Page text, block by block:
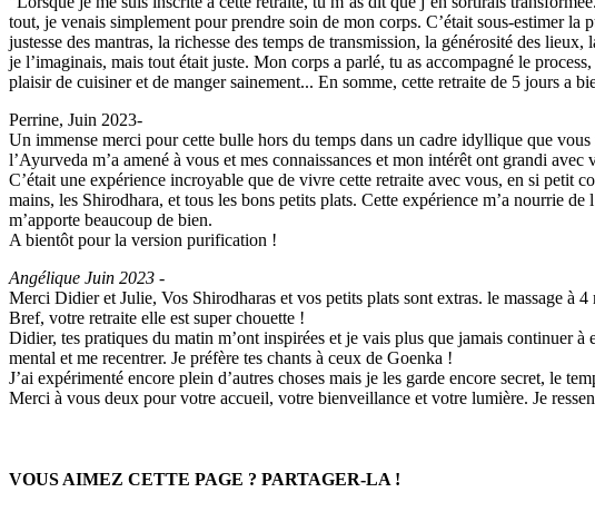
tout, je venais simplement pour prendre soin de mon corps. C’était sous-estimer la
justesse des mantras, la richesse des temps de transmission, la générosité des
je l’imaginais, mais tout était juste. Mon corps a parlé, tu as accompagné le
plaisir de cuisiner et de manger sainement... En somme, cette retraite de 5 jours a
Perrine, Juin 2023-
Un immense merci pour cette bulle hors du temps dans un cadre idyllique que
l’Ayurveda m’a amené à vous et mes connaissances et mon intérêt ont grandi
C’était une expérience incroyable que de vivre cette retraite avec vous, en si petit
mains, les Shirodhara, et tous les bons petits plats. Cette expérience m’a nourrie
m’apporte beaucoup de bien.
A bientôt pour la version purification !
Angélique Juin 2023 -
Merci Didier et Julie, Vos Shirodharas et vos petits plats sont extras. le massage à
Bref, votre retraite elle est super chouette !
Didier, tes pratiques du matin m’ont inspirées et je vais plus que jamais continuer
mental et me recentrer. Je préfère tes chants à ceux de Goenka !
J’ai expérimenté encore plein d’autres choses mais je les garde encore secret, le
Merci à vous deux pour votre accueil, votre bienveillance et votre lumière. Je
VOUS AIMEZ CETTE PAGE ? PARTAGER-LA !